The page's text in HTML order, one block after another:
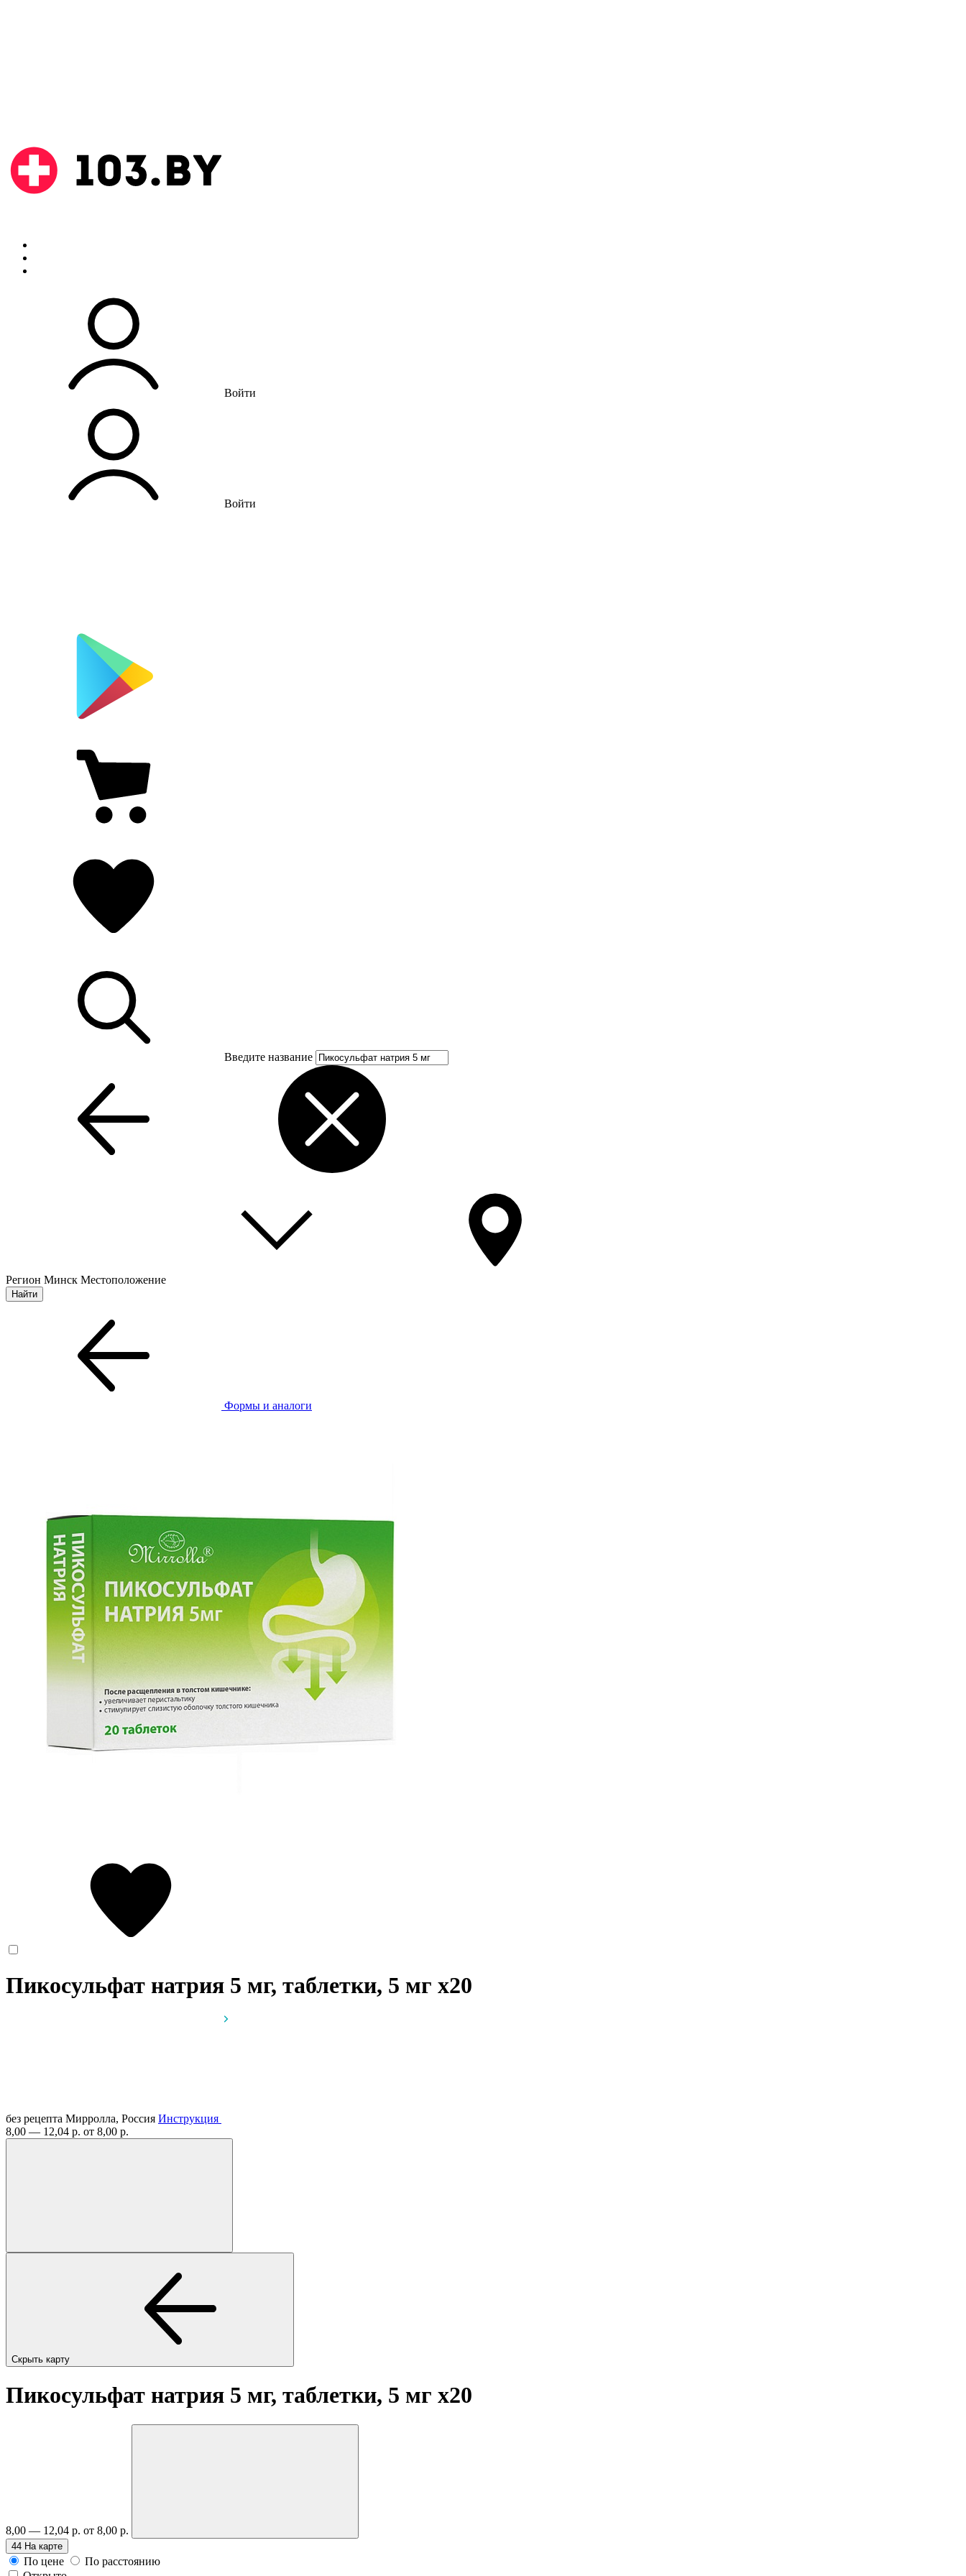
Войти
Войти
Введите название
Регион Минск Местоположение
Формы и аналоги
Пикосульфат натрия 5 мг, таблетки, 5 мг x20
без рецепта Мирролла, Россия Инструкция
8,00 — 12,04 р. от 8,00 р.
Скрыть карту
Пикосульфат натрия 5 мг, таблетки, 5 мг x20
8,00 — 12,04 р. от 8,00 р.
44 На карте
По цене
По расстоянию